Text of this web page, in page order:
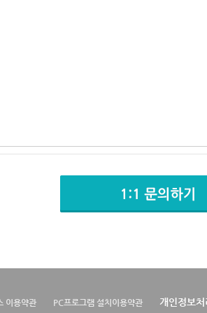
이용약관 PC프로그램 설치이용약관 개인정보처